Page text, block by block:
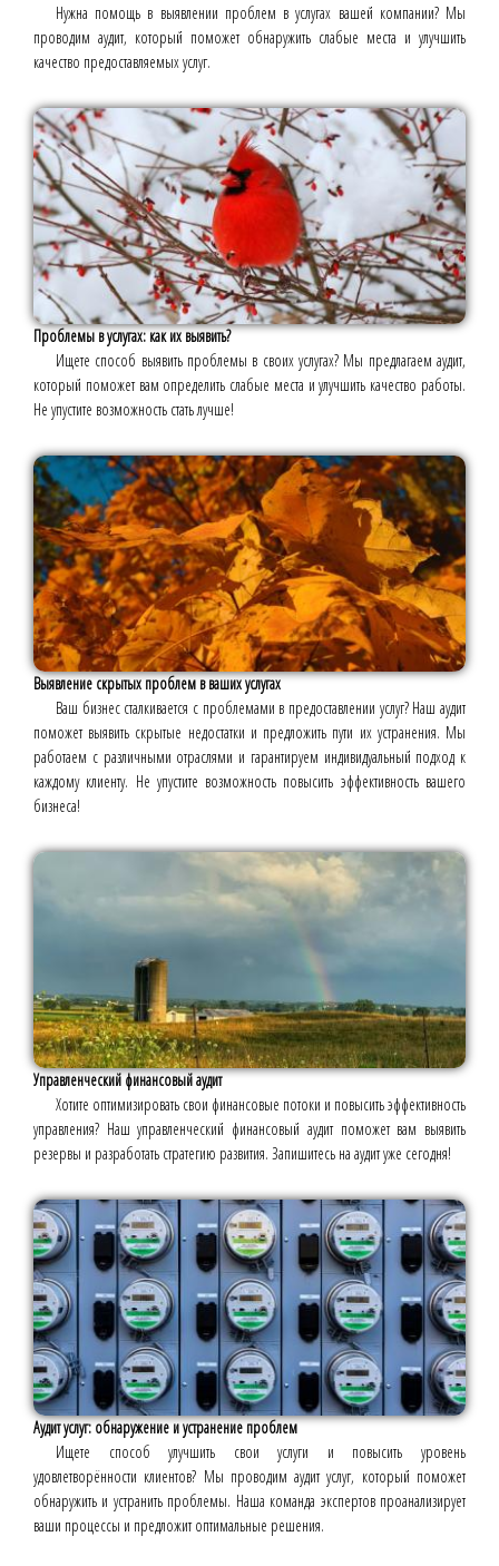
Нужна помощь в выявлении проблем в услугах вашей компании? Мы
проводим аудит, который поможет обнаружить слабые места и улучшить
качество предоставляемых услуг.
Проблемы в услугах: как их выявить?
Ищете способ выявить проблемы в своих услугах? Мы предлагаем аудит,
который поможет вам определить слабые места и улучшить качество работы.
Не упустите возможность стать лучше!
Выявление скрытых проблем в ваших услугах
Ваш бизнес сталкивается с проблемами в предоставлении услуг? Наш аудит
поможет выявить скрытые недостатки и предложить пути их устранения. Мы
работаем с различными отраслями и гарантируем индивидуальный подход к
каждому клиенту. Не упустите возможность повысить эффективность вашего
бизнеса!
Управленческий финансовый аудит
Хотите оптимизировать свои финансовые потоки и повысить эффективность
управления? Наш управленческий финансовый аудит поможет вам выявить
резервы и разработать стратегию развития. Запишитесь на аудит уже сегодня!
Аудит услуг: обнаружение и устранение проблем
Ищете способ улучшить свои услуги и повысить уровень
удовлетворённости клиентов? Мы проводим аудит услуг, который поможет
обнаружить и устранить проблемы. Наша команда экспертов проанализирует
ваши процессы и предложит оптимальные решения.